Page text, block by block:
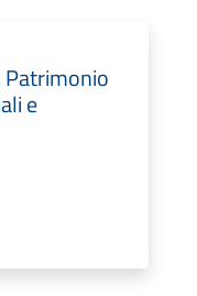
Patrimonio
e